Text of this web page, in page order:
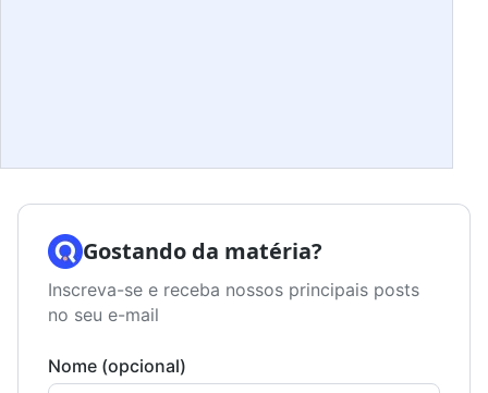
Gostando da matéria?
Inscreva-se e receba nossos principais posts
no seu e-mail
Nome (opcional)